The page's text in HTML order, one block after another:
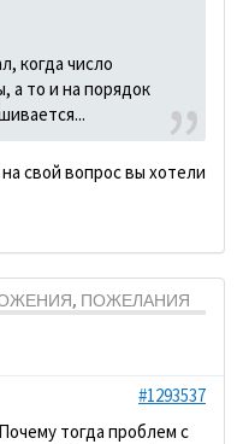
когда число
а то и на порядок
свой вопрос вы хотели
ПОЖЕЛАНИЯ
#1293537
тогда проблем с